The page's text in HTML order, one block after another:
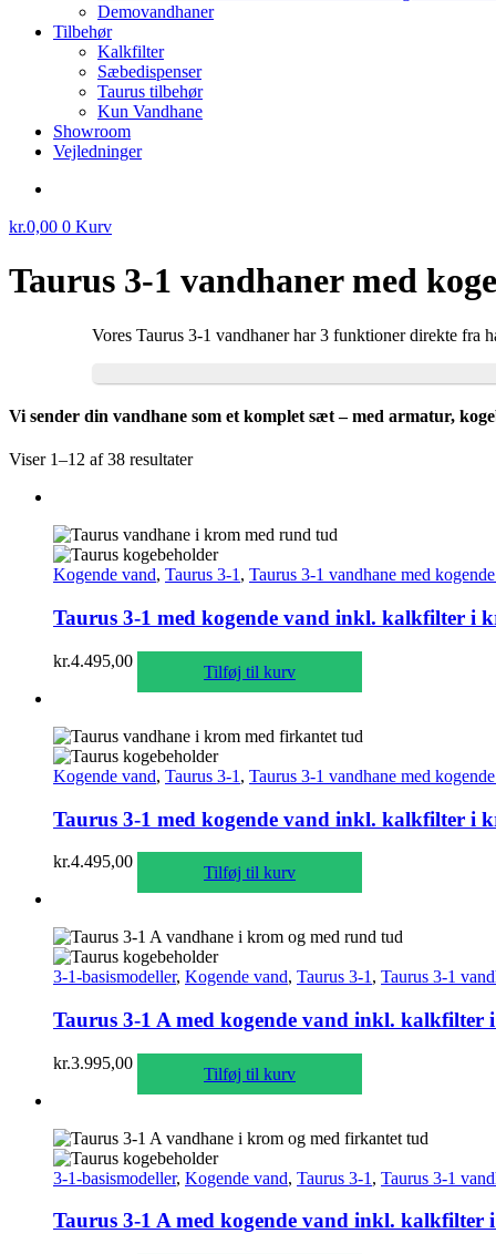
Demovandhaner
Tilbehør
Kalkfilter
Sæbedispenser
Taurus tilbehør
Kun Vandhane
Showroom
Vejledninger
kr.0,00 0 Kurv
Taurus 3-1 vandhaner med
Vores Taurus 3-1 vandhaner har 3 funktioner direkte fra
Vi sender din vandhane som et komplet sæt – med armatur,
Viser 1–12 af 38 resultater
Kogende vand, Taurus 3-1, Taurus 3-1 vandhane med
Taurus 3-1 med kogende vand inkl. kalkfilter i
kr.4.495,00
Tilføj til kurv
Kogende vand, Taurus 3-1 , Taurus 3-1 vandhane med
Taurus 3-1 med kogende vand inkl. kalkfilter i
kr.4.495,00
Tilføj til kurv
3-1-basismodeller, Kogende vand, Taurus 3-1 , Taurus 3-1
Taurus 3-1 A med kogende vand inkl. kalkfilter
kr.3.995,00
Tilføj til kurv
3-1-basismodeller, Kogende vand, Taurus 3-1 , Taurus 3-1
Taurus 3-1 A med kogende vand inkl.